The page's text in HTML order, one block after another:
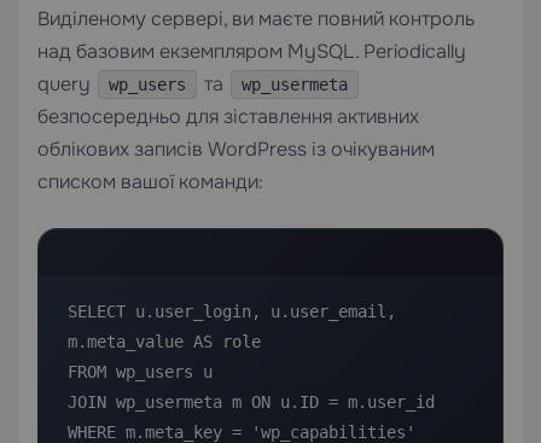
Виділеному сервері, ви маєте повний контроль
над базовим екземпляром MySQL. Periodically
query
wp_users та wp_usermeta
безпосередньо для зіставлення активних
облікових записів WordPress із очікуваним
списком вашої команди:
SELECT u.user_login, u.user_email,
m.meta_value AS role
FROM wp_users u
JOIN wp_usermeta m ON u.ID = m.user_id
WHERE m.meta_key = 'wp_capabilities'